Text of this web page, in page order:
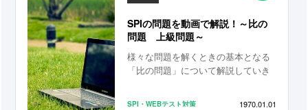
SPIの問題を動画で解説！～比の
問題 上級問題～
様々な問題を解くときの基本となる
「比の問題」について解説していき
SPI・WEBテスト対策 1970.01.01